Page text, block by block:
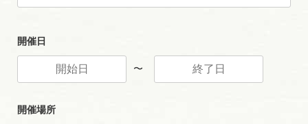
開催日
〜
開催場所